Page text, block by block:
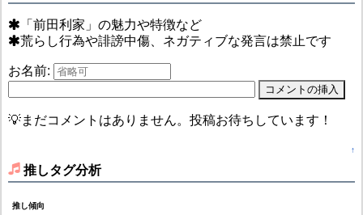
「前田利家」の魅力や特徴など
荒らし行為や誹謗中傷、ネガティブな発言は禁止です
お名前:
💡まだコメントはありません。投稿お待ちしています！
↑
推しタグ分析
推し傾向